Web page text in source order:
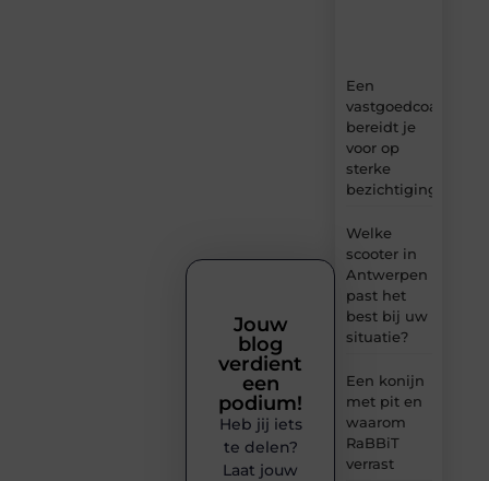
Een
vastgoedcoach
bereidt je
voor op
sterke
bezichtigingen
Welke
scooter in
Antwerpen
past het
best bij uw
situatie?
Een konijn
met pit en
waarom
RaBBiT
verrast
Jouw
blog
verdient
een
podium!
Heb jij iets
te delen?
Laat jouw